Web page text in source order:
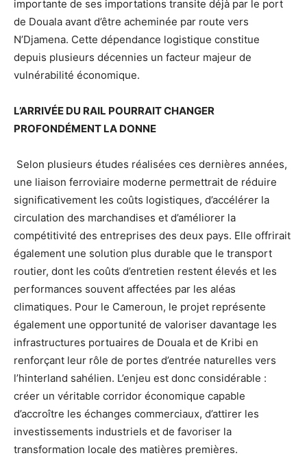
importante de ses importations transite déjà par le port
de Douala avant d’être acheminée par route vers
N’Djamena. Cette dépendance logistique constitue
depuis plusieurs décennies un facteur majeur de
vulnérabilité économique.
L’ARRIVÉE DU RAIL POURRAIT CHANGER
PROFONDÉMENT LA DONNE
Selon plusieurs études réalisées ces dernières années,
une liaison ferroviaire moderne permettrait de réduire
significativement les coûts logistiques, d’accélérer la
circulation des marchandises et d’améliorer la
compétitivité des entreprises des deux pays. Elle offrirait
également une solution plus durable que le transport
routier, dont les coûts d’entretien restent élevés et les
performances souvent affectées par les aléas
climatiques. Pour le Cameroun, le projet représente
également une opportunité de valoriser davantage les
infrastructures portuaires de Douala et de Kribi en
renforçant leur rôle de portes d’entrée naturelles vers
l’hinterland sahélien. L’enjeu est donc considérable :
créer un véritable corridor économique capable
d’accroître les échanges commerciaux, d’attirer les
investissements industriels et de favoriser la
transformation locale des matières premières.